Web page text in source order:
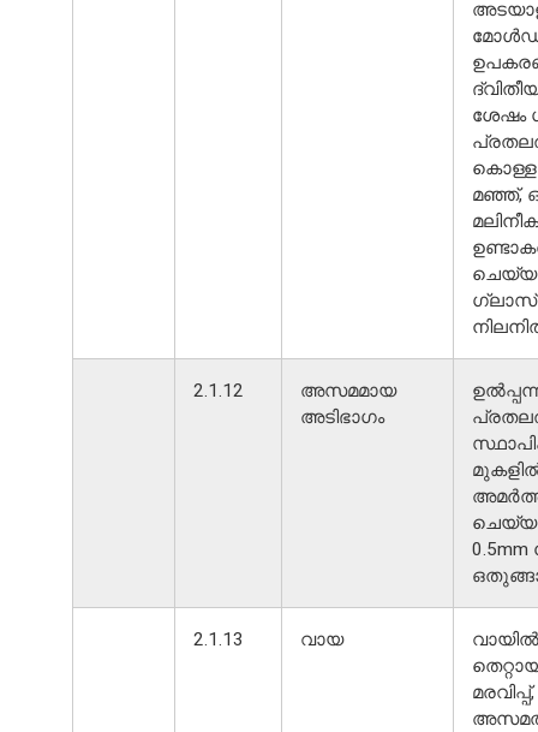
ശേഷം
മഞ്ഞ്,
ഗ്ലാസ്
2.1.12
അസമമായ
അടിഭാഗം
2.1.13 വായ